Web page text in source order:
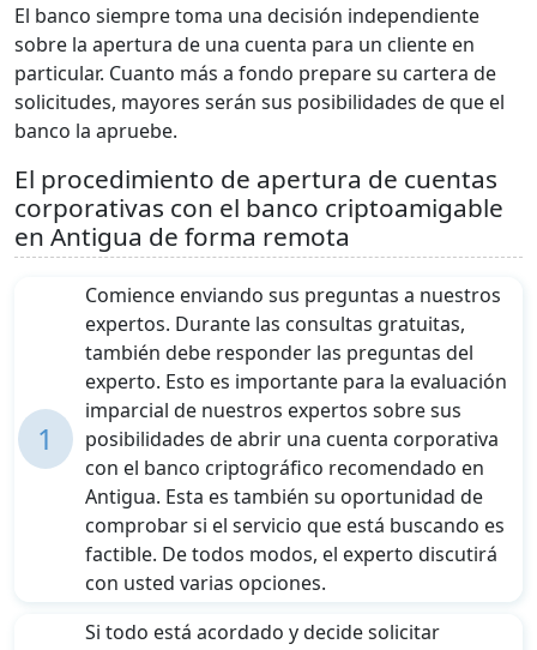
El banco siempre toma una decisión independiente
sobre la apertura de una cuenta para un cliente en
particular. Cuanto más a fondo prepare su cartera de
solicitudes, mayores serán sus posibilidades de que el
banco la apruebe.
El procedimiento de apertura de cuentas
corporativas con el banco criptoamigable
en Antigua de forma remota
1
Comience enviando sus preguntas a nuestros
expertos. Durante las consultas gratuitas,
también debe responder las preguntas del
experto. Esto es importante para la evaluación
imparcial de nuestros expertos sobre sus
posibilidades de abrir una cuenta corporativa
con el banco criptográfico recomendado en
Antigua. Esta es también su oportunidad de
comprobar si el servicio que está buscando es
factible. De todos modos, el experto discutirá
con usted varias opciones.
Si todo está acordado y decide solicitar